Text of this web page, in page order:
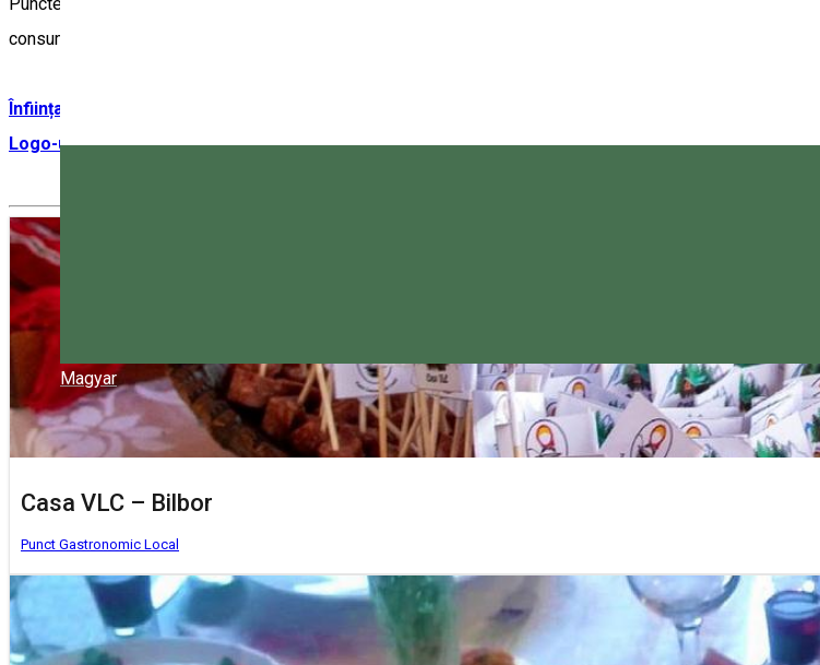
Magyar
Punctele Gastronomice Locale sunt obiective reprezentate de bucătăriile proprii ale caselor rurale,
consumatorilor. Ingredientele utilizate provin din propriile gospodării sau din unități de aprovizionare care
Înființarea unui Punct Gastronomic Local
Logo-ul Punctelor Gastronomice Locale din județul Harghita
Casa VLC – Bilbor
Punct Gastronomic Local